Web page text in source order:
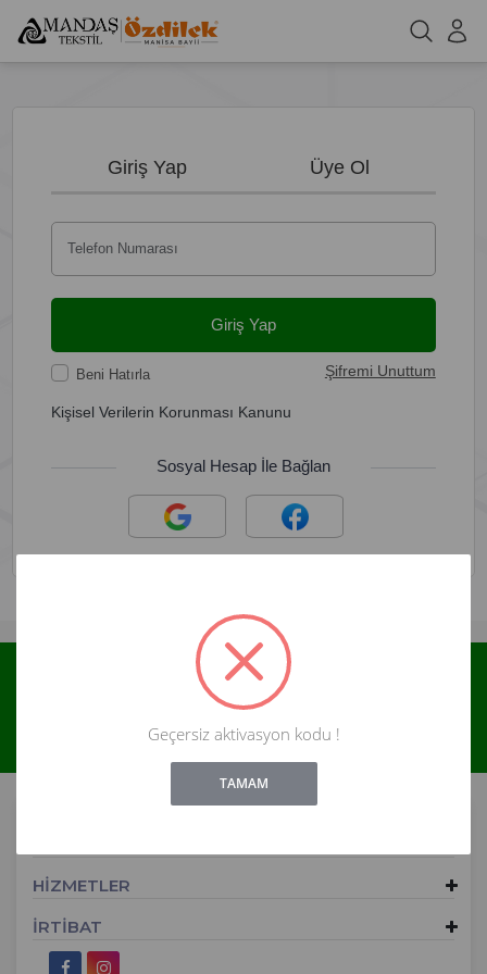
Giriş Yap Üye Ol
Telefon Numarası
Giriş Yap
Beni Hatırla Şifremi Unuttum
Kişisel Verilerin Korunması Kanunu
Sosyal Hesap İle Bağlan
Yeni ve indirimli ürünlerden haberdar olun !
HİZMETLER
İRTİBAT
Geçersiz aktivasyon kodu !
!
Not valid!
TAMAM